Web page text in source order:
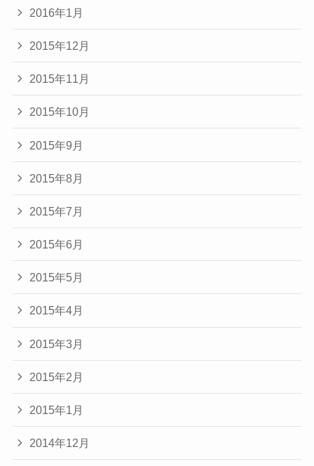
2016年1月
2015年12月
2015年11月
2015年10月
2015年9月
2015年8月
2015年7月
2015年6月
2015年5月
2015年4月
2015年3月
2015年2月
2015年1月
2014年12月